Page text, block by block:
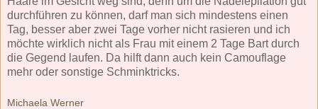
durchführen zu können, darf man sich mindestens einen
Tag, besser aber zwei Tage vorher nicht rasieren und ich
möchte wirklich nicht als Frau mit einem 2 Tage Bart durch
die Gegend laufen. Da hilft dann auch kein Camouflage
mehr oder sonstige Schminktricks.
Michaela Werner